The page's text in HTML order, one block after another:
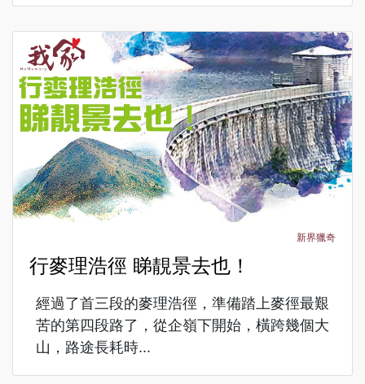
新界獵奇
行麥理浩徑 睇靚景去也！
經過了首三段的麥理浩徑，準備踏上麥徑最艱
苦的第四段路了，從企嶺下開始，橫跨幾個大
山，路途長耗時...